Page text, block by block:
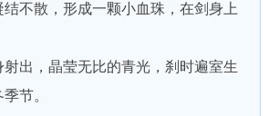
不散，形成一颗小血珠，在剑身上
，晶莹无比的青光，刹时遍室生
节。